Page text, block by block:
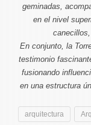
geminadas,
en el nivel
En conjunto, la
testimonio
fusionando
en una estructura
arquitectura
comportamiento
mientras visitas
nuestro sitio,
aumentas la
ver contenido y
ofertas